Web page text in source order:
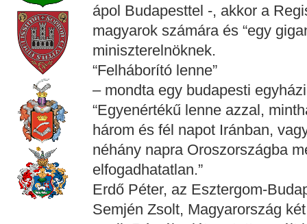
ápol Budapesttel -, akkor a
magyarok számára és “egy
miniszterelnöknek.
“Felháborító lenne”
– mondta egy budapesti
“Egyenértékű lenne azzal,
három és fél napot Iránban,
néhány napra Oroszországba
elfogadhatatlan.”
Erdő Péter, az Esztergom-
Semjén Zsolt, Magyarország